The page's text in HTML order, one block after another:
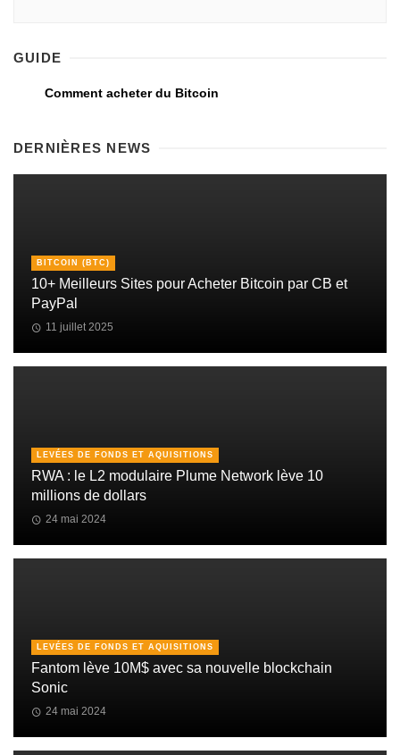
GUIDE
Comment acheter du Bitcoin
DERNIÈRES NEWS
BITCOIN (BTC)
10+ Meilleurs Sites pour Acheter Bitcoin par CB et
PayPal
11 juillet 2025
LEVÉES DE FONDS ET AQUISITIONS
RWA : le L2 modulaire Plume Network lève 10
millions de dollars
24 mai 2024
LEVÉES DE FONDS ET AQUISITIONS
Fantom lève 10M$ avec sa nouvelle blockchain
Sonic
24 mai 2024